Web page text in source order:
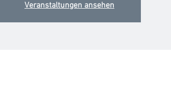
Veranstaltungen ansehen